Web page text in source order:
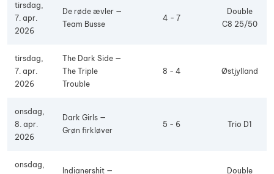
tirsdag,
7. apr.
2026
De røde ævler —
Team Busse
4 - 7
Double
C8 25/50
tirsdag,
7. apr.
2026
The Dark Side —
The Triple
Trouble
8 - 4 Østjylland
onsdag,
8. apr.
2026
Dark Girls —
Grøn firkløver
5 - 6 Trio D1
onsdag,
Indianershit —
Double